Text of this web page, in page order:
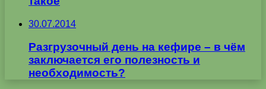
30.07.2014
Разгрузочный день на кефире – в чём
заключается его полезность и
необходимость?